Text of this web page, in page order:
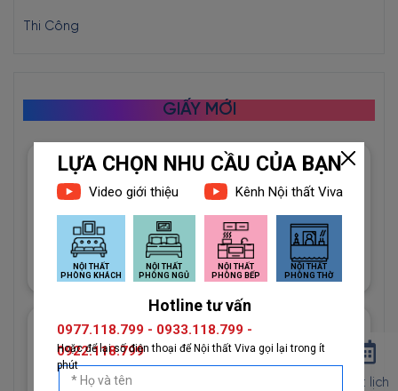
Thi Công
GIẤY MỚI
Giấy Dán Tường Imperial Mã
81012-3 Họa Tiết Hình Học
1đ
Giấy Dán Tường Imperial Mã
81013-2 Vân Vải Dệt Màu
Đặt lịch